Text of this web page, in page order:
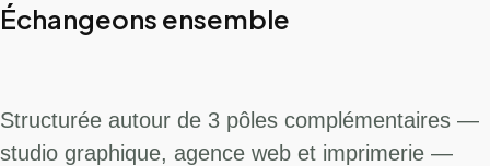
Échangeons ensemble
Structurée autour de 3 pôles complémentaires —
studio graphique, agence web et imprimerie —